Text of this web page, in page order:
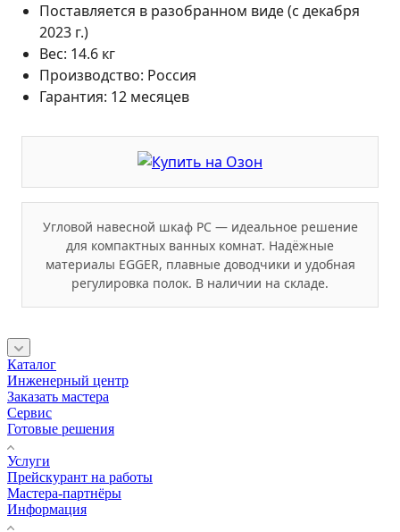
Поставляется в разобранном виде (с декабря
2023 г.)
Вес: 14.6 кг
Производство: Россия
Гарантия: 12 месяцев
Угловой навесной шкаф РС — идеальное решение
для компактных ванных комнат. Надёжные
материалы EGGER, плавные доводчики и удобная
регулировка полок. В наличии на складе.
Каталог
Инженерный центр
Заказать мастера
Сервис
Готовые решения
Услуги
Прейскурант на работы
Мастера-партнёры
Информация